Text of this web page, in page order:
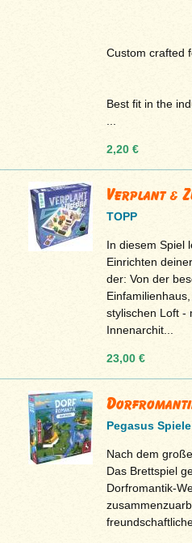
Custom crafted
Best fit in the
2,20 €
Verplant &
TOPP
In diesem Spiel
Einrichten
der: Von der
stylischen Loft -
Innenarchit...
23,00 €
Pegasus Spiele
Nach dem
Das Brettspiel
Dorfromantik-